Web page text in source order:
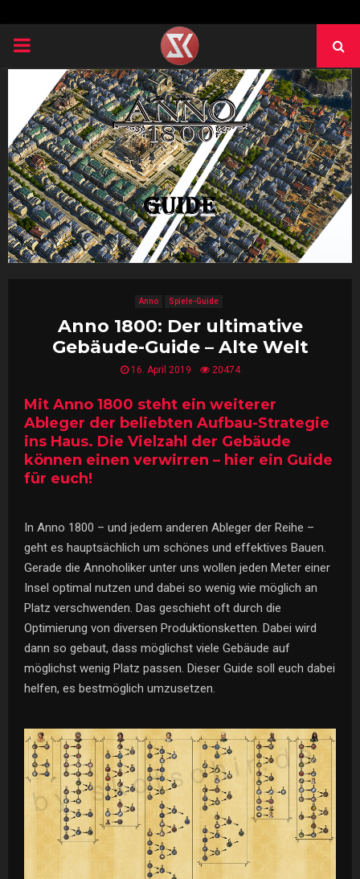
PRIMARY
MENU
Anno Spiele-Guide
Anno 1800: Der ultimative
Gebäude-Guide – Alte Welt
16. April 2019 20474
Mit Anno 1800 steht ein weiterer
Ableger der beliebten Aufbau-Strategie
ins Haus. Die Vielzahl der Gebäude
können einen verwirren – hier ein Guide
für euch!
In Anno 1800 – und jedem anderen Ableger der Reihe –
geht es hauptsächlich um schönes und effektives Bauen.
Gerade die Annoholiker unter uns wollen jeden Meter einer
Insel optimal nutzen und dabei so wenig wie möglich an
Platz verschwenden. Das geschieht oft durch die
Optimierung von diversen Produktionsketten. Dabei wird
dann so gebaut, dass möglichst viele Gebäude auf
möglichst wenig Platz passen. Dieser Guide soll euch dabei
helfen, es bestmöglich umzusetzen.